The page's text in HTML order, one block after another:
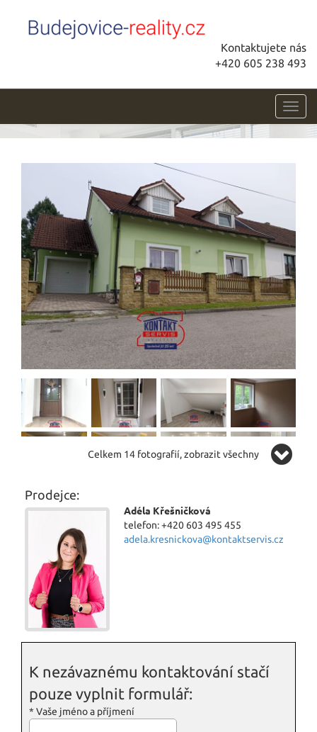
Kontaktujete nás
+420 605 238 493
Celkem 14 fotografií, zobrazit všechny
Prodejce:
Adéla Křešničková
telefon: +420 603 495 455
adela.kresnickova@kontaktservis.cz
K nezávaznému kontaktování stačí
pouze vyplnit formulář:
* Vaše jméno a příjmení